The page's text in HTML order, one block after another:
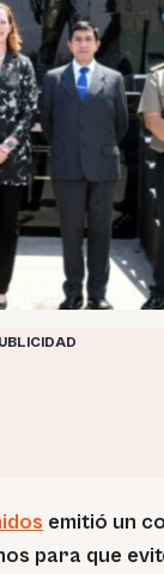
emitió un
para que